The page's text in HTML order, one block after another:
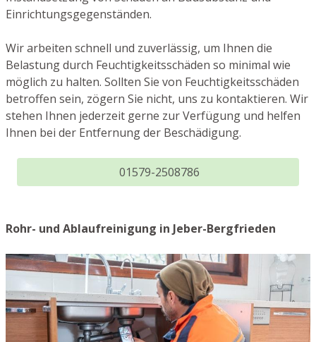
Einrichtungsgegenständen.
Wir arbeiten schnell und zuverlässig, um Ihnen die
Belastung durch Feuchtigkeitsschäden so minimal wie
möglich zu halten. Sollten Sie von Feuchtigkeitsschäden
betroffen sein, zögern Sie nicht, uns zu kontaktieren. Wir
stehen Ihnen jederzeit gerne zur Verfügung und helfen
Ihnen bei der Entfernung der Beschädigung.
01579-2508786
Rohr- und Ablaufreinigung in Jeber-Bergfrieden